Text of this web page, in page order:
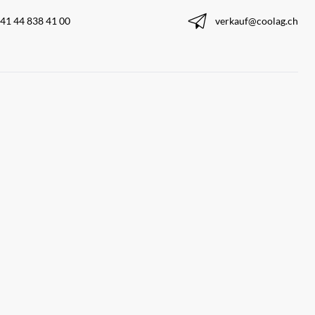
44 838 41 00 verkauf@coolag.ch